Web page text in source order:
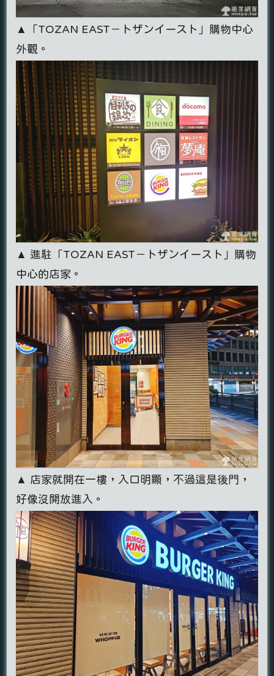
▲「TOZAN EAST－トザンイースト」購物中心
外觀。
▲ 進駐「TOZAN EAST－トザンイースト」購物
中心的店家。
▲ 店家就開在一樓，入口明顯，不過這是後門，
好像沒開放進入。